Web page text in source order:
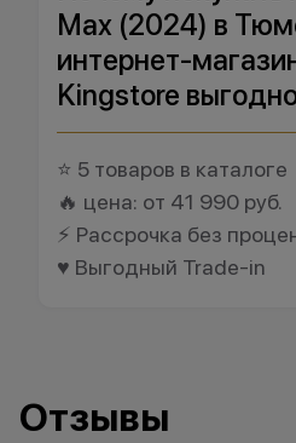
Max (2024) в
интернет-
Kingstore
⭐ 5 товаров в каталоге
🔥 цена: от 41 990 руб.
⚡ Рассрочка без
♥️ Выгодный Trade-in
Отзывы